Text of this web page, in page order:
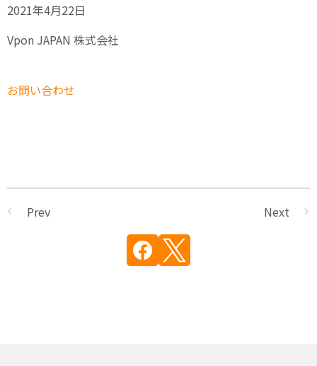
2021年4月22日
Vpon JAPAN 株式会社
お問い合わせ
Prev Next